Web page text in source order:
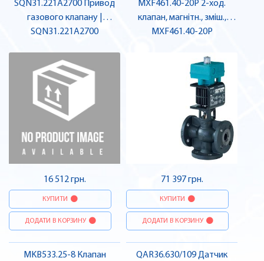
SQN31.221A2700 Привод
газового клапану |
SIEMENS
SQN31.221A2700
16 512 грн.
КУПИТИ
ДОДАТИ В КОРЗИНУ
MXF461.40-20P 2-ход.
клапан, магнітн., зміш.,
фланець, PN16, DN40, kvs
мА, мінер. масло | SIEMENS
MXF461.40-20P
71 397 грн.
КУПИТИ
ДОДАТИ В КОРЗИНУ
MKB533.25-8 Клапан
QAR36.630/109 Датчик